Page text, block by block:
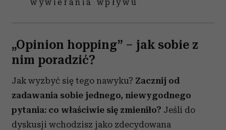
otrzymanymi od Ciebie lub uzyskanymi podczas
korzystania z ich usług.
wywierania wpływu
„Opinion hopping” – jak sobie z
nim poradzić?
Jak wyzbyć się tego nawyku? Zacznij od
zadawania sobie jednego, niewygodnego
pytania: co właściwie się zmieniło? Jeśli do
dyskusji wchodzisz jako zdecydowana